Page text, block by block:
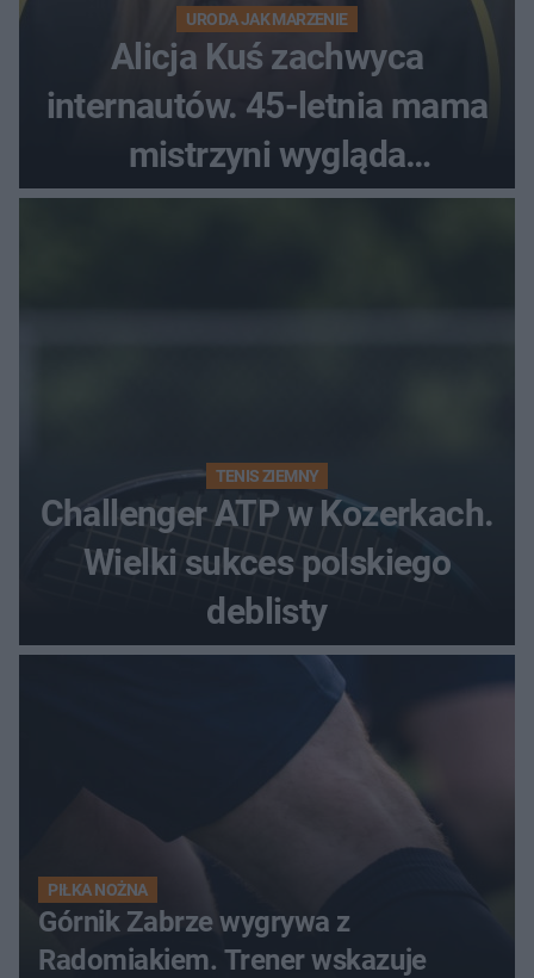
URODA JAK MARZENIE
Alicja Kuś zachwyca
internautów. 45-letnia mama
mistrzyni wygląda
zjawiskowo
TENIS ZIEMNY
Challenger ATP w Kozerkach.
Wielki sukces polskiego
deblisty
PIŁKA NOŻNA
Górnik Zabrze wygrywa z
Radomiakiem. Trener wskazuje